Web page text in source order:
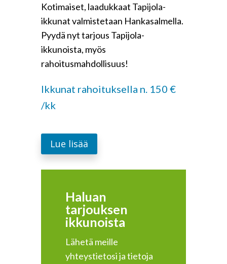
Kotimaiset, laadukkaat Tapijola-
ikkunat valmistetaan Hankasalmella.
Pyydä nyt tarjous Tapijola-
ikkunoista, myös
rahoitusmahdollisuus!
Ikkunat rahoituksella n. 150 €
/kk
Lue lisää
Haluan
tarjouksen
ikkunoista
Lähetä meille
yhteystietosi ja tietoja